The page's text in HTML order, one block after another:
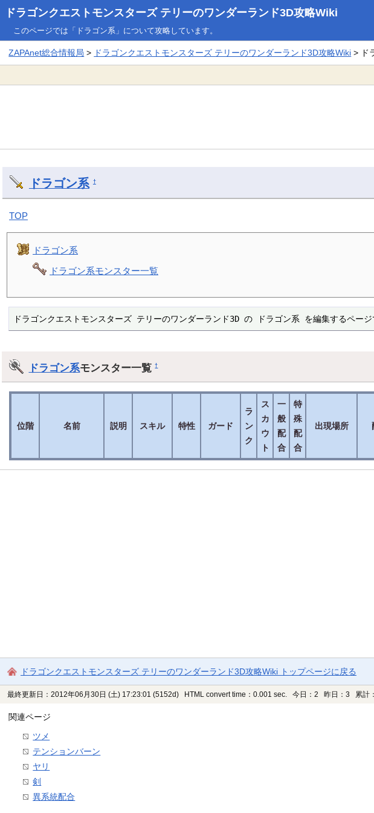
ドラゴンクエストモンスターズ テリーのワンダーランド3D攻略Wiki
このページでは「ドラゴン系」について攻略しています。
ZAPAnet総合情報局 > ドラゴンクエストモンスターズ テリーのワンダーランド3D攻略Wiki > ド
ドラゴン系 †
TOP
ドラゴン系
ドラゴン系モンスター一覧
ドラゴンクエストモンスターズ テリーのワンダーランド3D の ドラゴン系 を編集するページ
ドラゴン系モンスター一覧†
位階 名前 説明 スキル 特性 ガード
ラ
ン
ク
ス
カ
ウ
ト
一
般
配
合
特
殊
配
合
出現場所
ドラゴンクエストモンスターズ テリーのワンダーランド3D攻略Wiki トップページに戻る
最終更新日：2012年06月30日 (土) 17:23:01 (5152d) HTML convert time：0.001 sec. 今日：2 昨日：3 累計
関連ページ
ツメ
テンションバーン
ヤリ
剣
異系統配合